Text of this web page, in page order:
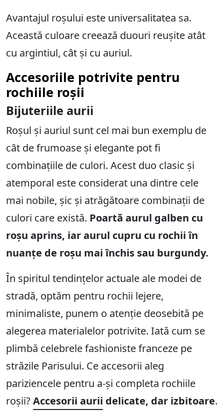
Avantajul roșului este universalitatea sa.
Această culoare creează duouri reușite atât
cu argintiul, cât și cu auriul.
Accesoriile potrivite pentru
rochiile roșii
Bijuteriile aurii
Roșul și auriul sunt cel mai bun exemplu de
cât de frumoase și elegante pot fi
combinațiile de culori. Acest duo clasic și
atemporal este considerat una dintre cele
mai nobile, șic și atrăgătoare combinații de
culori care există. Poartă aurul galben cu
roșu aprins, iar aurul cupru cu rochii în
nuanțe de roșu mai închis sau burgundy.
În spiritul tendințelor actuale ale modei de
stradă, optăm pentru rochii lejere,
minimaliste, punem o atenție deosebită pe
alegerea materialelor potrivite. Iată cum se
plimbă celebrele fashioniste franceze pe
străzile Parisului. Ce accesorii aleg
pariziencele pentru a-și completa rochiile
roșii?Accesorii aurii delicate, dar izbitoare.